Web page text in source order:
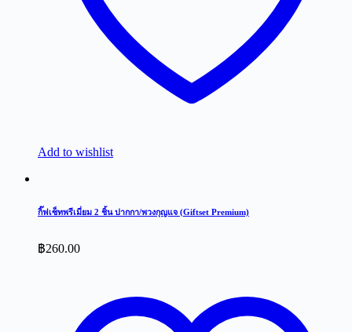
Add to wishlist
กิ๊ฟเซ็ทพรีเมี่ยม 2 ชิ้น ปากกา/พวงกุญแจ (Giftset Premium)
฿260.00